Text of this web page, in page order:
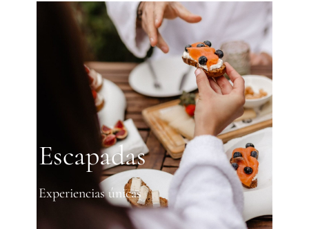
Escapadas
Experiencias únicas